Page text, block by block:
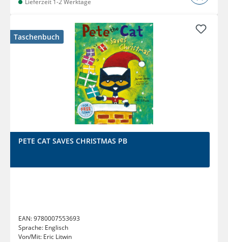
Lieferzeit 1-2 Werktage
Taschenbuch
PETE CAT SAVES CHRISTMAS PB
EAN:9780007553693
Sprache: Englisch
Von/Mit: Eric Litwin